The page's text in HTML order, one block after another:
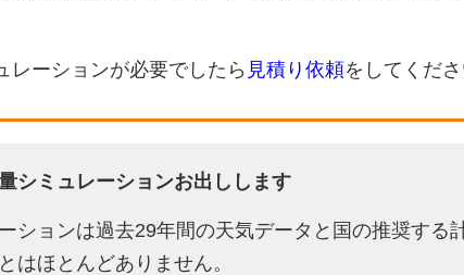
レーションが必要でしたら 見積り依頼をしてくださ
シミュレーションお出しします
ションは過去29年間の天気データと国の推奨す
はほとんどありません。